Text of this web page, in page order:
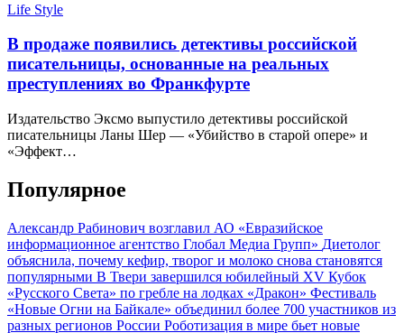
Life Style
В продаже появились детективы российской
писательницы, основанные на реальных
преступлениях во Франкфурте
Издательство Эксмо выпустило детективы российской
писательницы Ланы Шер — «Убийство в старой опере» и
«Эффект…
Популярное
Александр Рабинович возглавил АО «Евразийское
информационное агентство Глобал Медиа Групп» Диетолог
объяснила, почему кефир, творог и молоко снова становятся
популярными В Твери завершился юбилейный XV Кубок
«Русского Света» по гребле на лодках «Дракон» Фестиваль
«Новые Огни на Байкале» объединил более 700 участников из
разных регионов России Роботизация в мире бьет новые